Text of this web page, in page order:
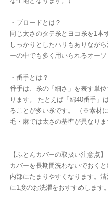
・ブロードとは？
同じ太さのタテ糸とヨコ糸を1本
しっかりとしたハリもありなが
ーの中でも多く用いられるオーソ
・番手とは？
番手は、糸の「細さ」を表す単
ります。 たとえば「綿40番手」
ることが多い糸です。 （※素材
毛・麻では太さの基準が異なりま
【ふとんカバーの取扱い注意点】
カバーを長期間洗わないでおく
内部にたまりやすくなります。
に1度のお洗濯をおすすめします。